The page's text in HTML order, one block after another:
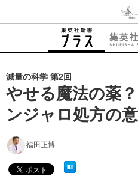
減量の科学 第2回
やせる魔法の薬
ンジャロ処方の
福田正博